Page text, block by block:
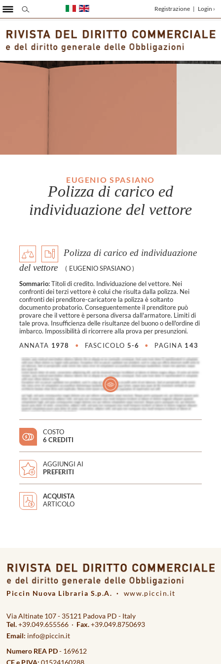
EUGENIO SPASIANO
Polizza di carico ed
individuazione del vettore
Polizza di carico ed individuazione
del vettore
( EUGENIO SPASIANO )
Sommario:Titoli di credito. Individuazione del vettore. Nei
confronti dei terzi vettore è colui che risulta dalla polizza. Nei
confronti dei prenditore-caricatore la polizza è soltanto
documento probatorio. Conseguentemente il prenditore può
provare che il vettore è persona diversa dall'armatore. Limiti di
tale prova. Insufficienza delle risultanze del buono o dell'ordine di
imbarco. Impossibilità di ricorrere alla prova per presunzioni.
ANNATA 1978 • FASCICOLO 5-6 • PAGINA 143
COSTO
6 CREDITI
AGGIUNGI AI
PREFERITI
ACQUISTA
ARTICOLO
Registrazione | Login ›
Piccin Nuova Libraria S.p.A. · www.piccin.it
Via Altinate 107 - 35121 Padova PD - Italy
Tel.+39.049.655566 · Fax.+39.049.8750693
Email: info@piccin.it
Numero REA PD- 169612
CF e P.IVA: 01524160288